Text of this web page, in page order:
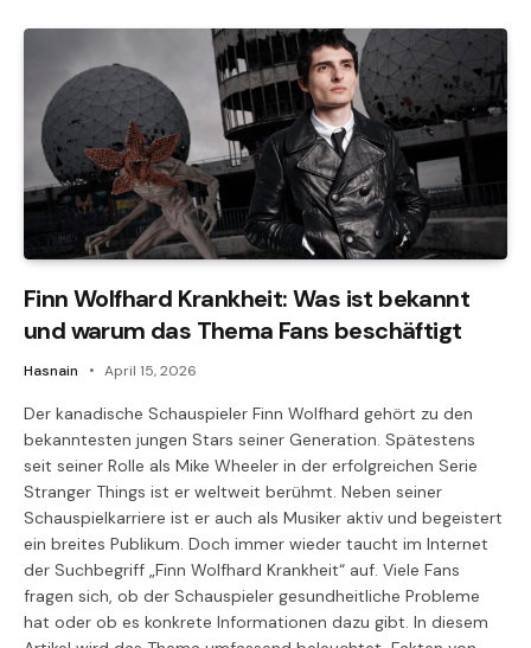
Finn Wolfhard Krankheit: Was ist bekannt
und warum das Thema Fans beschäftigt
Hasnain April 15, 2026
Der kanadische Schauspieler Finn Wolfhard gehört zu den
bekanntesten jungen Stars seiner Generation. Spätestens
seit seiner Rolle als Mike Wheeler in der erfolgreichen Serie
Stranger Things ist er weltweit berühmt. Neben seiner
Schauspielkarriere ist er auch als Musiker aktiv und begeistert
ein breites Publikum. Doch immer wieder taucht im Internet
der Suchbegriff „Finn Wolfhard Krankheit“ auf. Viele Fans
fragen sich, ob der Schauspieler gesundheitliche Probleme
hat oder ob es konkrete Informationen dazu gibt. In diesem